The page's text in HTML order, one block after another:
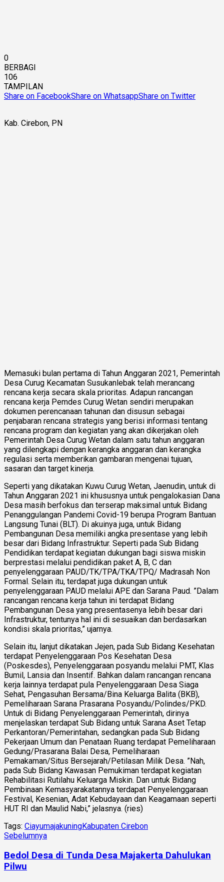
0
BERBAGI
106
TAMPILAN
Share on FacebookShare on WhatsappShare on Twitter
Kab. Cirebon, PN
Memasuki bulan pertama di Tahun Anggaran 2021, Pemerintah
Desa Curug Kecamatan Susukanlebak telah merancang
rencana kerja secara skala prioritas. Adapun rancangan
rencana kerja Pemdes Curug Wetan sendiri merupakan
dokumen perencanaan tahunan dan disusun sebagai
penjabaran rencana strategis yang berisi informasi tentang
rencana program dan kegiatan yang akan dikerjakan oleh
Pemerintah Desa Curug Wetan dalam satu tahun anggaran
yang dilengkapi dengan kerangka anggaran dan kerangka
regulasi serta memberikan gambaran mengenai tujuan,
sasaran dan target kinerja.
Seperti yang dikatakan Kuwu Curug Wetan, Jaenudin, untuk di
Tahun Anggaran 2021 ini khususnya untuk pengalokasian Dana
Desa masih berfokus dan terserap maksimal untuk Bidang
Penanggulangan Pandemi Covid-19 berupa Program Bantuan
Langsung Tunai (BLT). Di akuinya juga, untuk Bidang
Pembangunan Desa memiliki angka presentase yang lebih
besar dari Bidang Infrastruktur. Seperti pada Sub Bidang
Pendidikan terdapat kegiatan dukungan bagi siswa miskin
berprestasi melalui pendidikan paket A, B, C dan
penyelenggaraan PAUD/TK/TPA/TKA/TPQ/ Madrasah Non
Formal. Selain itu, terdapat juga dukungan untuk
penyelenggaraan PAUD melalui APE dan Sarana Paud. ”Dalam
rancangan rencana kerja tahun ini terdapat Bidang
Pembangunan Desa yang presentasenya lebih besar dari
Infrastruktur, tentunya hal ini di sesuaikan dan berdasarkan
kondisi skala prioritas,” ujarnya.
Selain itu, lanjut dikatakan Jejen, pada Sub Bidang Kesehatan
terdapat Penyelenggaraan Pos Kesehatan Desa
(Poskesdes), Penyelenggaraan posyandu melalui PMT, Klas
Bumil, Lansia dan Insentif. Bahkan dalam rancangan rencana
kerja lainnya terdapat pula Penyelenggaraan Desa Siaga
Sehat, Pengasuhan Bersama/Bina Keluarga Balita (BKB),
Pemeliharaan Sarana Prasarana Posyandu/Polindes/PKD.
Untuk di Bidang Penyelenggaraan Pemerintah, dirinya
menjelaskan terdapat Sub Bidang untuk Sarana Aset Tetap
Perkantoran/Pemerintahan, sedangkan pada Sub Bidang
Pekerjaan Umum dan Penataan Ruang terdapat Pemeliharaan
Gedung/Prasarana Balai Desa, Pemeliharaan
Pemakaman/Situs Bersejarah/Petilasan Milik Desa. ”Nah,
pada Sub Bidang Kawasan Pemukiman terdapat kegiatan
Rehabilitasi Rutilahu Keluarga Miskin. Dan untuk Bidang
Pembinaan Kemasyarakatannya terdapat Penyelenggaraan
Festival, Kesenian, Adat Kebudayaan dan Keagamaan seperti
HUT RI dan Maulid Nabi,” jelasnya. (ries)
Tags: CiayumajakuningKabupaten Cirebon
Sebelumnya
Bedol Desa di Tunda Desa Majakerta Dahulukan
Pilwu